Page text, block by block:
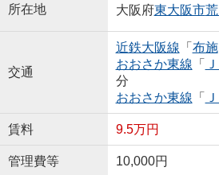
所在地 大阪府東大阪市荒
交通
近鉄大阪線 「 布施
おおさか東線 「
分
おおさか東線 「
賃料 9.5万円
管理費等 10,000円